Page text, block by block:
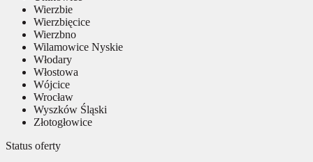
Wierzbie
Wierzbięcice
Wierzbno
Wilamowice Nyskie
Włodary
Włostowa
Wójcice
Wrocław
Wyszków Śląski
Złotogłowice
Status oferty